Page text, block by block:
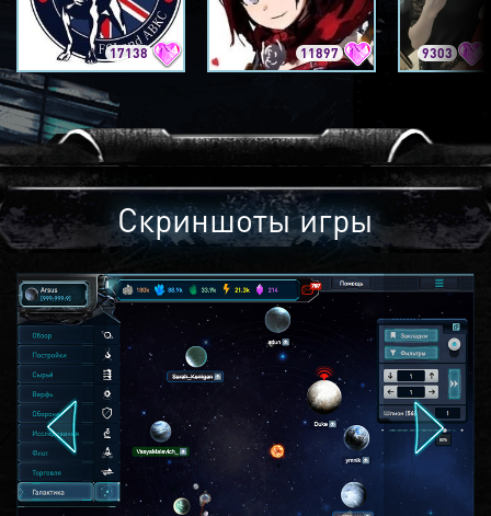
17138 11897 9303
Скриншоты игры